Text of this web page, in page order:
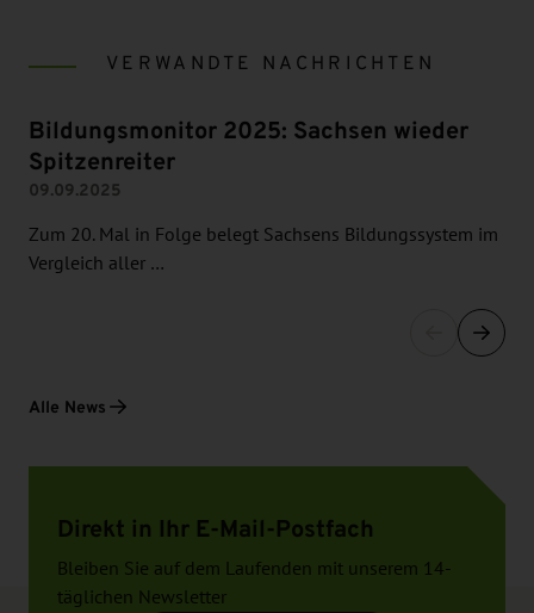
VERWANDTE NACHRICHTEN
Bildungsmonitor 2025: Sachsen wieder
Spitzenreiter
09.09.2025
Zum 20. Mal in Folge belegt Sachsens Bildungssystem im
Vergleich aller …
Alle News
Direkt in Ihr E-Mail-Postfach
Bleiben Sie auf dem Laufenden mit unserem 14-
täglichen Newsletter